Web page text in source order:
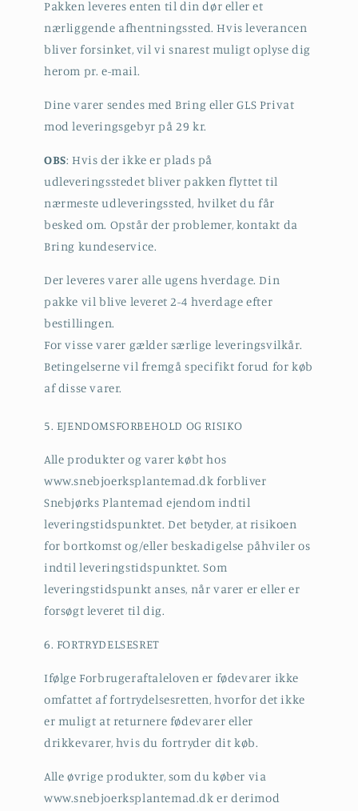
Pakken leveres enten til din dør eller et
nærliggende afhentningssted. Hvis leverancen
bliver forsinket, vil vi snarest muligt oplyse dig
herom pr. e-mail.
Dine varer sendes med Bring eller GLS Privat
mod leveringsgebyr på 29 kr.
OBS: Hvis der ikke er plads på
udleveringsstedet bliver pakken flyttet til
nærmeste udleveringssted, hvilket du får
besked om. Opstår der problemer, kontakt da
Bring kundeservice.
Der leveres varer alle ugens hverdage. Din
pakke vil blive leveret 2-4 hverdage efter
bestillingen.
For visse varer gælder særlige leveringsvilkår.
Betingelserne vil fremgå specifikt forud for køb
af disse varer.
5. EJENDOMSFORBEHOLD OG RISIKO
Alle produkter og varer købt hos
www.snebjoerksplantemad.dk forbliver
Snebjørks Plantemad ejendom indtil
leveringstidspunktet. Det betyder, at risikoen
for bortkomst og/eller beskadigelse påhviler os
indtil leveringstidspunktet. Som
leveringstidspunkt anses, når varer er eller er
forsøgt leveret til dig.
6. FORTRYDELSESRET
Ifølge Forbrugeraftaleloven er fødevarer ikke
omfattet af fortrydelsesretten, hvorfor det ikke
er muligt at returnere fødevarer eller
drikkevarer, hvis du fortryder dit køb.
Alle øvrige produkter, som du køber via
www.snebjoerksplantemad.dk er derimod